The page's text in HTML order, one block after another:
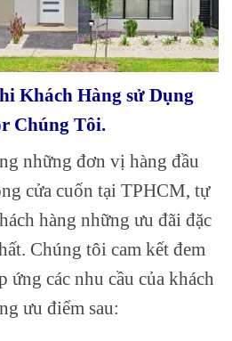
Khách Hàng sử Dụng
Chúng Tôi.
những đơn vị hàng đầu
cửa cuốn tại TPHCM, tự
hàng những ưu đãi đặc
Chúng tôi cam kết đem
ứng các nhu cầu của khách
ưu điểm sau: